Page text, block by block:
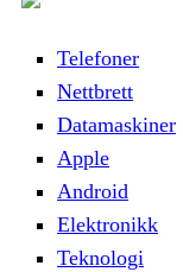
Telefoner
Nettbrett
Datamaskiner
Apple
Android
Elektronikk
Teknologi